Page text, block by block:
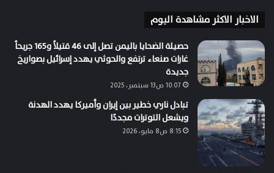
الاخبار الاكثر مشاهدة اليوم
حصيلة الضحايا باليمن تصل إلى 46 قتيلاً و165 جريحاً
غارات صنعاء ترتفع والحوثي يهدد إسرائيل بصواريخ
جديدة
10:07 ص13 سبتمبر، 2025
تبادل ناري خطير بين إيران وأميركا يهدد الهدنة
ويشعل التوترات مجددًا
8:15 ص8 مايو، 2026